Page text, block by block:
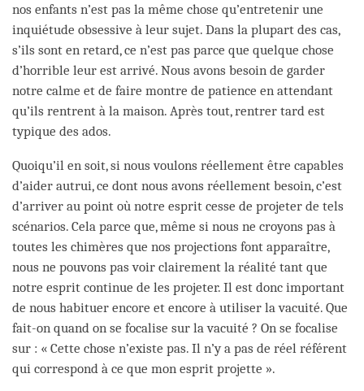
nos enfants n’est pas la même chose qu’entretenir une
inquiétude obsessive à leur sujet. Dans la plupart des cas,
s’ils sont en retard, ce n’est pas parce que quelque chose
d’horrible leur est arrivé. Nous avons besoin de garder
notre calme et de faire montre de patience en attendant
qu’ils rentrent à la maison. Après tout, rentrer tard est
typique des ados.
Quoiqu’il en soit, si nous voulons réellement être capables
d’aider autrui, ce dont nous avons réellement besoin, c’est
d’arriver au point où notre esprit cesse de projeter de tels
scénarios. Cela parce que, même si nous ne croyons pas à
toutes les chimères que nos projections font apparaître,
nous ne pouvons pas voir clairement la réalité tant que
notre esprit continue de les projeter. Il est donc important
de nous habituer encore et encore à utiliser la vacuité. Que
fait-on quand on se focalise sur la vacuité ? On se focalise
sur : « Cette chose n’existe pas. Il n’y a pas de réel référent
qui correspond à ce que mon esprit projette ».